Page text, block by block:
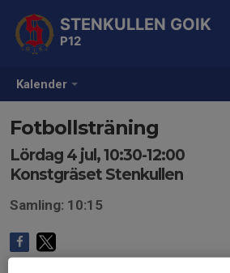
Kalender
STENKULLEN GOIK
P12
Fotbollsträning
Lördag 4 jul, 10:30-12:00
Konstgräset Stenkullen
Samling: 10:15